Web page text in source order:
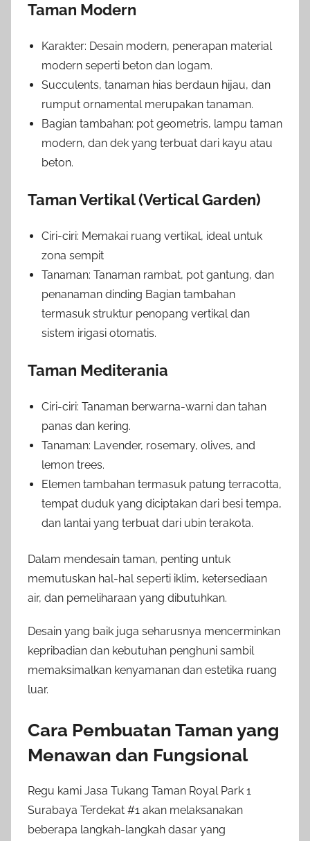
Taman Modern
Karakter: Desain modern, penerapan material
modern seperti beton dan logam.
Succulents, tanaman hias berdaun hijau, dan
rumput ornamental merupakan tanaman.
Bagian tambahan: pot geometris, lampu taman
modern, dan dek yang terbuat dari kayu atau
beton.
Taman Vertikal (Vertical Garden)
Ciri-ciri: Memakai ruang vertikal, ideal untuk
zona sempit
Tanaman: Tanaman rambat, pot gantung, dan
penanaman dinding Bagian tambahan
termasuk struktur penopang vertikal dan
sistem irigasi otomatis.
Taman Mediterania
Ciri-ciri: Tanaman berwarna-warni dan tahan
panas dan kering.
Tanaman: Lavender, rosemary, olives, and
lemon trees.
Elemen tambahan termasuk patung terracotta,
tempat duduk yang diciptakan dari besi tempa,
dan lantai yang terbuat dari ubin terakota.
Dalam mendesain taman, penting untuk
memutuskan hal-hal seperti iklim, ketersediaan
air, dan pemeliharaan yang dibutuhkan.
Desain yang baik juga seharusnya mencerminkan
kepribadian dan kebutuhan penghuni sambil
memaksimalkan kenyamanan dan estetika ruang
luar.
Cara Pembuatan Taman yang
Menawan dan Fungsional
Regu kami Jasa Tukang Taman Royal Park 1
Surabaya Terdekat #1 akan melaksanakan
beberapa langkah-langkah dasar yang